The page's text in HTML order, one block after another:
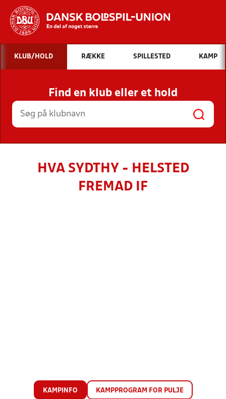
Hvad vil du søge efter?
INDHOLD OG NYHEDER
STILLINGER, RESULTATER, KLUBBER OG
HOLD
KLUB/HOLD RÆKKE SPILLESTED KAMP
Find en klub eller et hold
HVA SYDTHY - HELSTED
FREMAD IF
KAMPINFO KAMPPROGRAM FOR PULJE